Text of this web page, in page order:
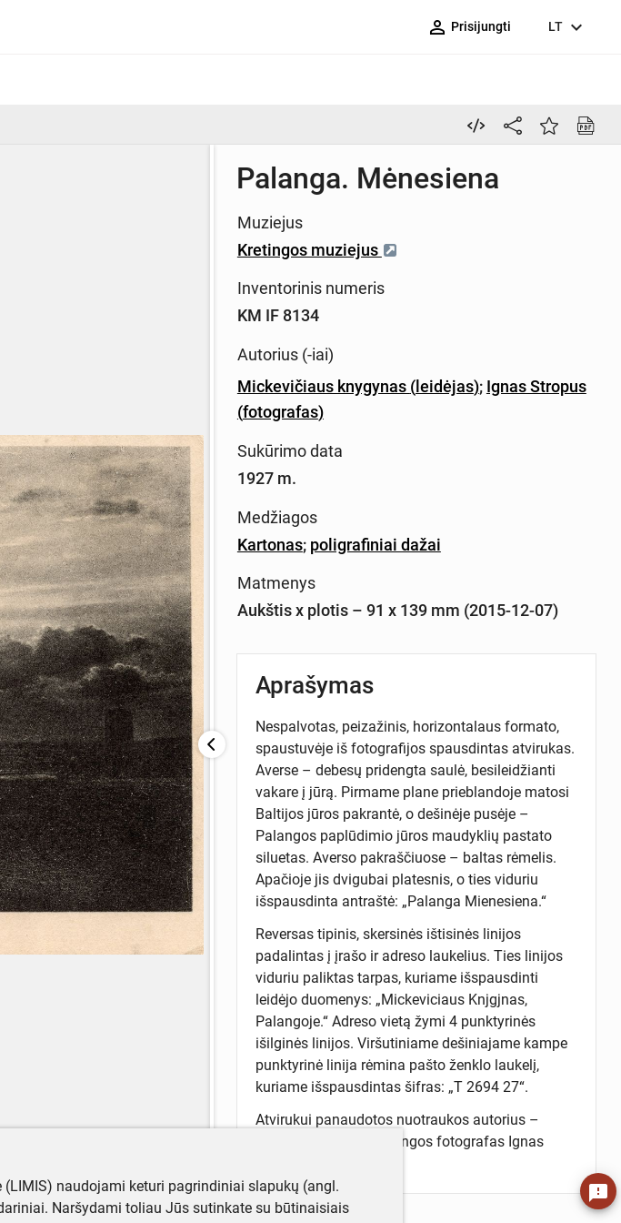
person_outline Prisijungti LT expand_more
Palanga. Mėnesiena
Muziejus
Kretingos muziejus
Inventorinis numeris
KM IF 8134
Autorius (-iai)
Mickevičiaus knygynas (leidėjas); Ignas Stropus
(fotografas)
Sukūrimo data
1927 m.
Medžiagos
Kartonas; poligrafiniai dažai
Matmenys
Aukštis x plotis – 91 x 139 mm (2015-12-07)
Aprašymas
Nespalvotas, peizažinis, horizontalaus formato,
spaustuvėje iš fotografijos spausdintas atvirukas.
Averse – debesų pridengta saulė, besileidžianti
vakare į jūrą. Pirmame plane prieblandoje matosi
Baltijos jūros pakrantė, o dešinėje pusėje –
Palangos paplūdimio jūros maudyklių pastato
siluetas. Averso pakraščiuose – baltas rėmelis.
Apačioje jis dvigubai platesnis, o ties viduriu
išspausdinta antraštė: „Palanga Mienesiena.“
Reversas tipinis, skersinės ištisinės linijos
padalintas į įrašo ir adreso laukelius. Ties linijos
viduriu paliktas tarpas, kuriame išspausdinti
leidėjo duomenys: „Mickeviciaus Knjgjnas,
Palangoje.“ Adreso vietą žymi 4 punktyrinės
išilginės linijos. Viršutiniame dešiniajame kampe
punktyrinė linija rėmina pašto ženklo laukelį,
kuriame išspausdintas šifras: „T 2694 27“.
Atvirukui panaudotos nuotraukos autorius –
garsus tarpukario Palangos fotografas Ignas
feedback
naudojami keturi pagrindiniai slapukų (angl.
Naršydami toliau Jūs sutinkate su būtinaisiais